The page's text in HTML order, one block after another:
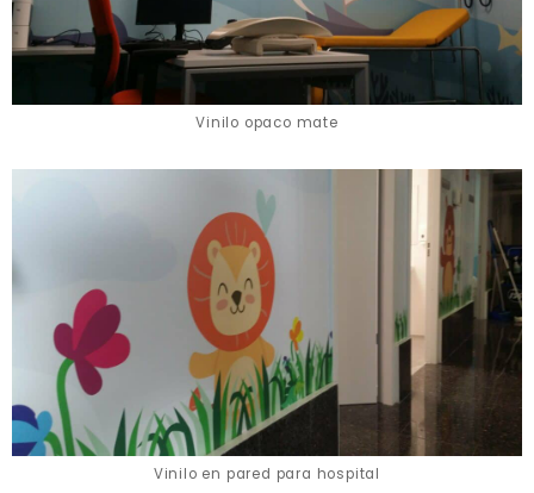
Vinilo opaco mate
Vinilo en pared para hospital